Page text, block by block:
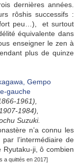
dernières années.
rôshis successifs :
peu…), et surtout
équivalente dans
enseigner le zen à
plus de quinze
1961),
1984),
Suzuki.
n’a connu les
l’intermédiaire de
ji, ô combien
a quittés en 2017]